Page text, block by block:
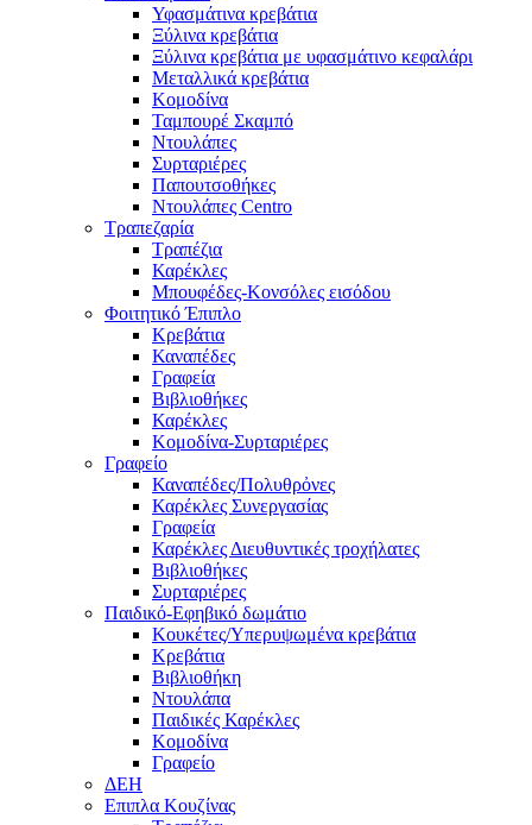
Υφασμάτινα κρεβάτια
Ξύλινα κρεβάτια
Ξύλινα κρεβάτια με υφασμάτινο κεφαλάρι
Mεταλλικά κρεβάτια
Κομοδίνα
Ταμπουρέ Σκαμπό
Ντουλάπες
Συρταριέρες
Παπουτσοθήκες
Ντουλάπες Centro
Τραπεζαρία
Τραπέζια
Καρέκλες
Μπουφέδες-Κονσόλες εισόδου
Φοιτητικό Έπιπλο
Κρεβάτια
Καναπέδες
Γραφεία
Βιβλιοθήκες
Καρέκλες
Κομοδίνα-Συρταριέρες
Γραφείο
Καναπέδες/Πολυθρὀνες
Καρέκλες Συνεργασίας
Γραφεία
Καρέκλες Διευθυντικές τροχήλατες
Βιβλιοθήκες
Συρταριέρες
Παιδικό-Εφηβικό δωμάτιο
Κουκέτες/Υπερυψωμένα κρεβάτια
Κρεβάτια
Βιβλιοθήκη
Ντουλάπα
Παιδικές Καρέκλες
Κομοδίνα
Γραφείο
ΔΕΗ
Επιπλα Κουζίνας